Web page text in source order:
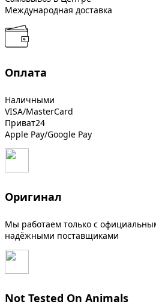
Международная доставка
Оплата
Наличными
VISA/MasterCard
Приват24
Apple Pay/Google Pay
Оригинал
Мы работаем только с
надёжными поставщиками
Not Tested On Animals